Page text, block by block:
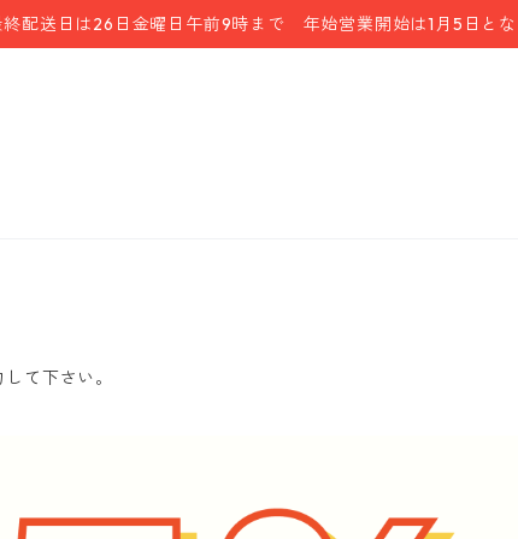
配送日は26日金曜日午前9時まで 年始営業開始は1月5日とな
て下さい。